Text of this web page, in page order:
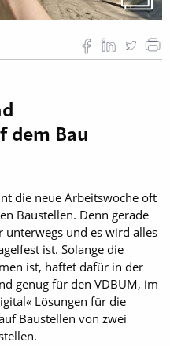
dem Bau
die neue Arbeitswoche oft
Baustellen. Denn gerade
unterwegs und es wird alles
ist. Solange die
ist, haftet dafür in der
genug für den VDBUM, im
Lösungen für die
Baustellen von zwei